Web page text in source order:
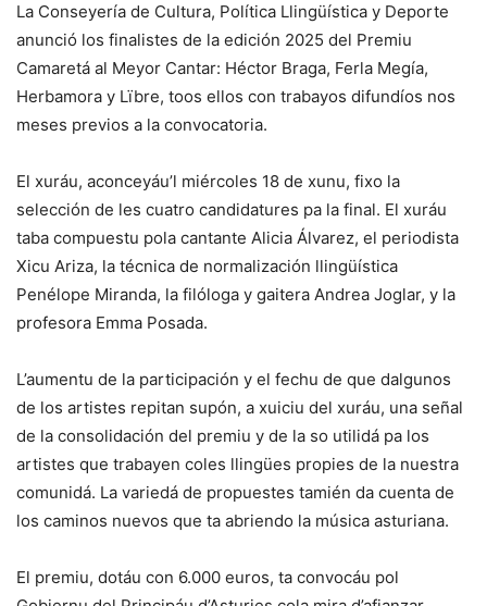
La Conseyería de Cultura, Política Llingüística y Deporte
anunció los finalistes de la edición 2025 del Premiu
Camaretá al Meyor Cantar: Héctor Braga, Ferla Megía,
Herbamora y Lïbre, toos ellos con trabayos difundíos nos
meses previos a la convocatoria.
El xuráu, aconceyáu’l miércoles 18 de xunu, fixo la
selección de les cuatro candidatures pa la final. El xuráu
taba compuestu pola cantante Alicia Álvarez, el periodista
Xicu Ariza, la técnica de normalización llingüística
Penélope Miranda, la filóloga y gaitera Andrea Joglar, y la
profesora Emma Posada.
L’aumentu de la participación y el fechu de que dalgunos
de los artistes repitan supón, a xuiciu del xuráu, una señal
de la consolidación del premiu y de la so utilidá pa los
artistes que trabayen coles llingües propies de la nuestra
comunidá. La variedá de propuestes tamién da cuenta de
los caminos nuevos que ta abriendo la música asturiana.
El premiu, dotáu con 6.000 euros, ta convocáu pol